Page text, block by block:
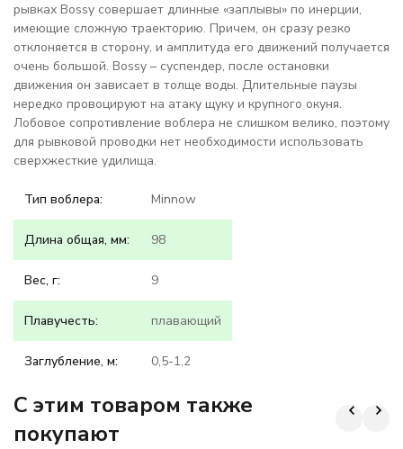
рывках Bossy совершает длинные «заплывы» по инерции,
имеющие сложную траекторию. Причем, он сразу резко
отклоняется в сторону, и амплитуда его движений получается
очень большой. Bossy – суспендер, после остановки
движения он зависает в толще воды. Длительные паузы
нередко провоцируют на атаку щуку и крупного окуня.
Лобовое сопротивление воблера не слишком велико, поэтому
для рывковой проводки нет необходимости использовать
сверхжесткие удилища.
Тип воблера: Minnow
Длина общая, мм: 98
Вес, г: 9
Плавучесть: плавающий
Заглубление, м: 0,5-1,2
C этим товаром также
покупают